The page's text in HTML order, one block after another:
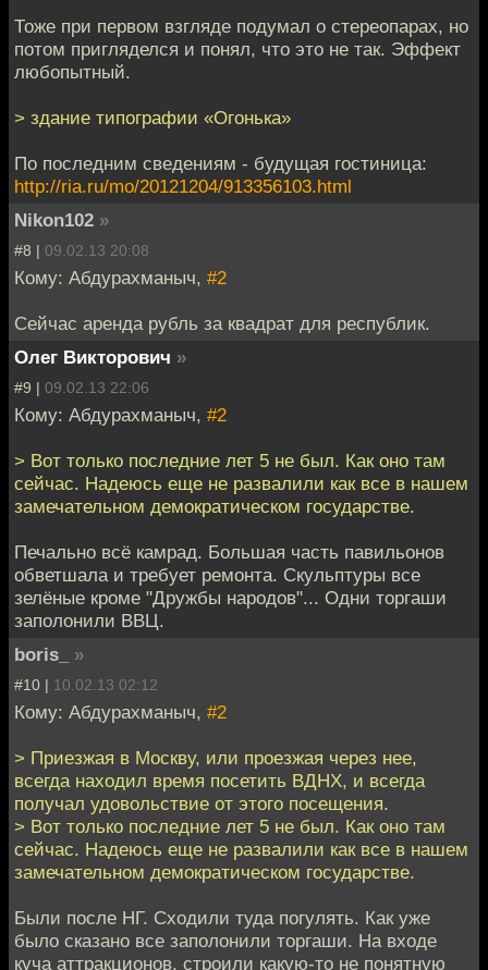
Тоже при первом взгляде подумал о стереопарах, но
потом пригляделся и понял, что это не так. Эффект
любопытный.
> здание типографии «Огонька»
По последним сведениям - будущая гостиница:
http://ria.ru/mo/20121204/913356103.html
Nikon102 »
#8 | 09.02.13 20:08
Кому: Абдурахманыч, #2
Сейчас аренда рубль за квадрат для республик.
Олег Викторович »
#9 | 09.02.13 22:06
Кому: Абдурахманыч, #2
> Вот только последние лет 5 не был. Как оно там
сейчас. Надеюсь еще не развалили как все в нашем
замечательном демократическом государстве.
Печально всё камрад. Большая часть павильонов
обветшала и требует ремонта. Скульптуры все
зелёные кроме "Дружбы народов"... Одни торгаши
заполонили ВВЦ.
boris_
»
#10 | 10.02.13 02:12
Кому: Абдурахманыч, #2
> Приезжая в Москву, или проезжая через нее,
всегда находил время посетить ВДНХ, и всегда
получал удовольствие от этого посещения.
> Вот только последние лет 5 не был. Как оно там
сейчас. Надеюсь еще не развалили как все в нашем
замечательном демократическом государстве.
Были после НГ. Сходили туда погулять. Как уже
было сказано все заполонили торгаши. На входе
куча аттракционов, строили какую-то не понятную